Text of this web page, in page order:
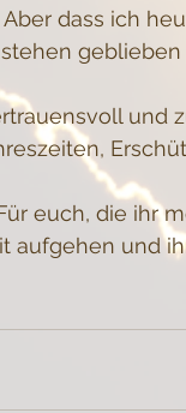
dass ich
geblieben
und
euch, die ihr
aufgehen und